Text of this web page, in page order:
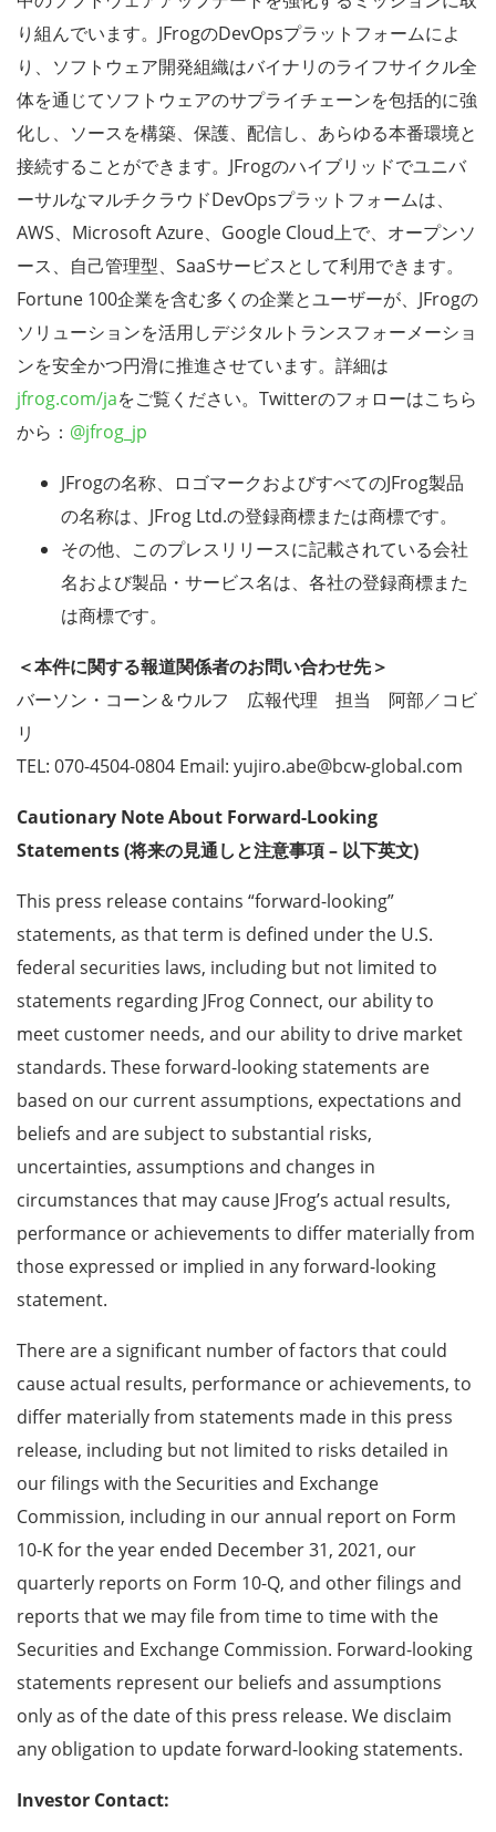
り組んでいます。JFrogのDevOpsプラットフォームによ
り、ソフトウェア開発組織はバイナリのライフサイクル全
体を通じてソフトウェアのサプライチェーンを包括的に強
化し、ソースを構築、保護、配信し、あらゆる本番環境と
接続することができます。JFrogのハイブリッドでユニバ
ーサルなマルチクラウドDevOpsプラットフォームは、
AWS、Microsoft Azure、Google Cloud上で、オープンソ
ース、自己管理型、SaaSサービスとして利用できます。
Fortune 100企業を含む多くの企業とユーザーが、JFrogの
ソリューションを活用しデジタルトランスフォーメーショ
ンを安全かつ円滑に推進させています。詳細は
jfrog.com/jaをご覧ください。Twitterのフォローはこちら
から： @jfrog_jp
JFrogの名称、ロゴマークおよびすべてのJFrog製品
の名称は、JFrog Ltd.の登録商標または商標です。
その他、このプレスリリースに記載されている会社
名および製品・サービス名は、各社の登録商標また
は商標です。
＜本件に関する報道関係者のお問い合わせ先＞
バーソン・コーン＆ウルフ 広報代理 担当 阿部／コビ
リ
TEL: 070-4504-0804 Email: yujiro.abe@bcw-global.com
Cautionary Note About Forward-Looking
Statements (将来の見通しと注意事項 – 以下英文)
This press release contains “forward-looking”
statements, as that term is defined under the U.S.
federal securities laws, including but not limited to
statements regarding JFrog Connect, our ability to
meet customer needs, and our ability to drive market
standards. These forward-looking statements are
based on our current assumptions, expectations and
beliefs and are subject to substantial risks,
uncertainties, assumptions and changes in
circumstances that may cause JFrog’s actual results,
performance or achievements to differ materially from
those expressed or implied in any forward-looking
statement.
There are a significant number of factors that could
cause actual results, performance or achievements, to
differ materially from statements made in this press
release, including but not limited to risks detailed in
our filings with the Securities and Exchange
Commission, including in our annual report on Form
10-K for the year ended December 31, 2021, our
quarterly reports on Form 10-Q, and other filings and
reports that we may file from time to time with the
Securities and Exchange Commission. Forward-looking
statements represent our beliefs and assumptions
only as of the date of this press release. We disclaim
any obligation to update forward-looking statements.
Investor Contact: